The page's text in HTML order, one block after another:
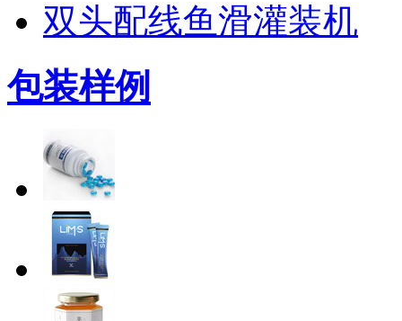
双头配线鱼滑灌装机
包装样例